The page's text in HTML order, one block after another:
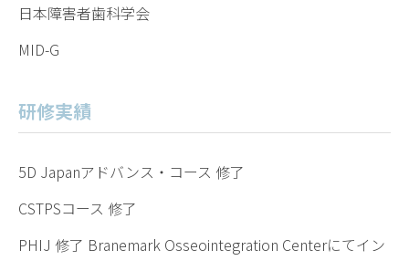
日本障害者歯科学会
MID-G
研修実績
5D Japanアドバンス・コース 修了
CSTPSコース 修了
PHIJ 修了 Branemark Osseointegration Centerにてイン